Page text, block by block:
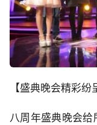
【盛典晚会精彩纷
八周年盛典晚会